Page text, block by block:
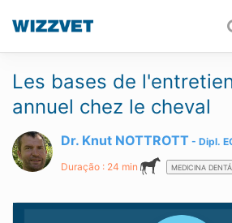
Les bases de
annuel chez le cheval
Dr. Knut NOTTROTT Dipl.
Duração : 24 min MEDICINA